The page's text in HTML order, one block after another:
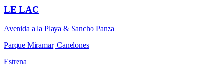
LE LAC
Avenida a la Playa & Sancho Panza
Parque Miramar, Canelones
Estrena